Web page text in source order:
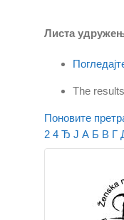
Листа
The
Поновите
2 4 Ђ Ј А Б В Г